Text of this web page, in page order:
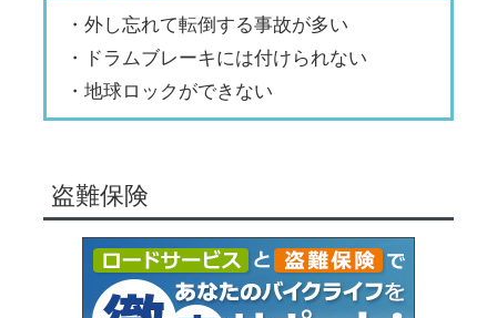
・外し忘れて転倒する事故が多い
・ドラムブレーキには付けられない
・地球ロックができない
盗難保険